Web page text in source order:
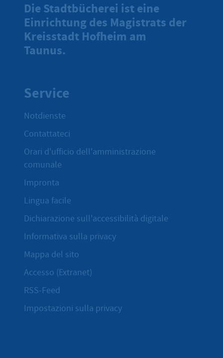
Die Stadtbücherei ist eine
Einrichtung des Magistrats der
Kreisstadt Hofheim am
Taunus.
Service
Notdienste
Contattateci
Orari d'ufficio dell'amministrazione
comunale
Impronta
Lingua facile
Dichiarazione sull'accessibilità digitale
Informativa sulla privacy
Mappa del sito
Accesso (Extranet)
RSS-Feed
Impostazioni sulla privacy